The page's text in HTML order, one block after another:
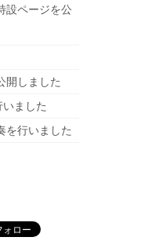
設ページを公
開しました
ました
を行いました